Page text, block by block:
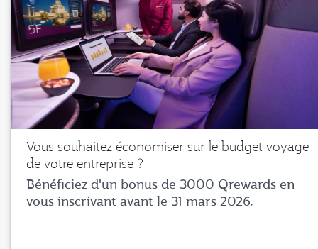
Vous souhaitez économiser sur le budget voyage
de votre entreprise ?
Bénéficiez d'un bonus de 3000 Qrewards en
vous inscrivant avant le 31 mars 2026.